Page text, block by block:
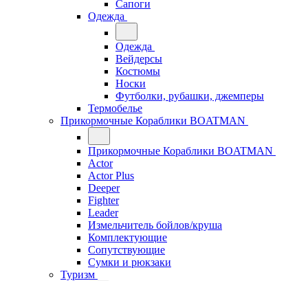
Сапоги
Одежда
Одежда
Вейдерсы
Костюмы
Носки
Футболки, рубашки, джемперы
Термобелье
Прикормочные Кораблики BOATMAN
Прикормочные Кораблики BOATMAN
Actor
Actor Plus
Deeper
Fighter
Leader
Измельчитель бойлов/круша
Комплектующие
Сопутствующие
Сумки и рюкзаки
Туризм